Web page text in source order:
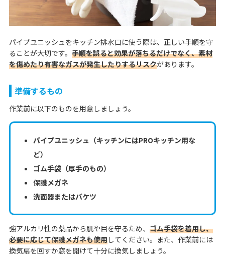
パイプユニッシュをキッチン排水口に使う際は、正しい手順を守
ることが大切です。 手順を誤ると効果が落ちるだけでなく、素材
を傷めたり有害なガスが発生したりするリスクがあります。
準備するもの
作業前に以下のものを用意しましょう。
パイプユニッシュ（キッチンにはPROキッチン用な
ど）
ゴム手袋（厚手のもの）
保護メガネ
洗面器またはバケツ
強アルカリ性の薬品から肌や目を守るため、 ゴム手袋を着用し、
必要に応じて保護メガネも使用してください。また、作業前には
換気扇を回すか窓を開けて十分に換気しましょう。